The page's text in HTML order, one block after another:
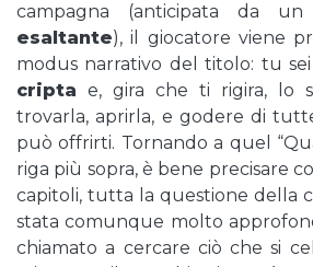
campagna (anticipata da
esaltante), il giocatore viene
modus narrativo del titolo: tu
cripta e, gira che ti rigira, lo
trovarla, aprirla, e godere di
può offrirti. Tornando a quel
riga più sopra, è bene precisare
capitoli, tutta la questione della
stata comunque molto
chiamato a cercare ciò che si